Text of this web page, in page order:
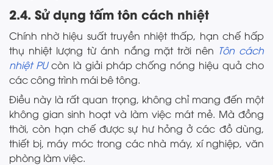
2.4. Sử dụng tấm tôn cách nhiệt
Chính nhờ hiệu suất truyền nhiệt thấp, hạn chế hấp
thụ nhiệt lượng từ ánh nắng mặt trời nên Tôn cách
nhiệt PUcòn là giải pháp chống nóng hiệu quả cho
các công trình mái bê tông.
Điều này là rất quan trọng, không chỉ mang đến một
không gian sinh hoạt và làm việc mát mẻ. Mà đồng
thời, còn hạn chế được sự hư hỏng ở các đồ dùng,
thiết bị, máy móc trong các nhà máy, xí nghiệp, văn
phòng làm việc.